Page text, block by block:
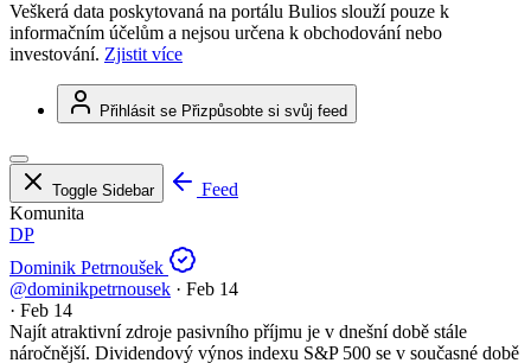
Veškerá data poskytovaná na portálu Bulios slouží pouze k
informačním účelům a nejsou určena k obchodování nebo
investování. Zjistit více
Přihlásit se Přizpůsobte si svůj feed
Toggle Sidebar
Feed
Komunita
DP
Dominik Petrnoušek
@dominikpetrnousek · Feb 14
· Feb 14
Najít atraktivní zdroje pasivního příjmu je v dnešní době stále
náročnější. Dividendový výnos indexu S&P 500 se v současné době